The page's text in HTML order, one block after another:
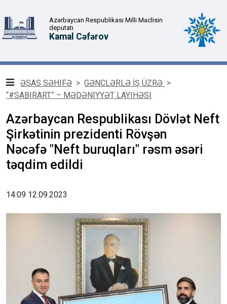
Azərbaycan Respublikası Milli Məclisin
deputatı
Kamal Cəfərov
ƏSAS SƏHIFƏ > GƏNCLƏRLƏ İŞ ÜZRƏ >
“#SABIRART” – MƏDƏNIYYƏT LAYIHƏSI
Azərbaycan Respublikası Dövlət Neft
Şirkətinin prezidenti Rövşən
Nəcəfə "Neft buruqları" rəsm əsəri
təqdim edildi
14:09 12.09.2023